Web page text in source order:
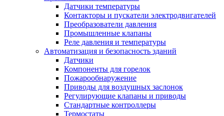
Датчики температуры
Контакторы и пускатели электродвигателей
Преобразователи давления
Промышленные клапаны
Реле давления и температуры
Автоматизация и безопасность зданий
Датчики
Компоненты для горелок
Пожарообнаружение
Приводы для воздушных заслонок
Регулирующие клапаны и приводы
Стандартные контроллеры
Термостаты